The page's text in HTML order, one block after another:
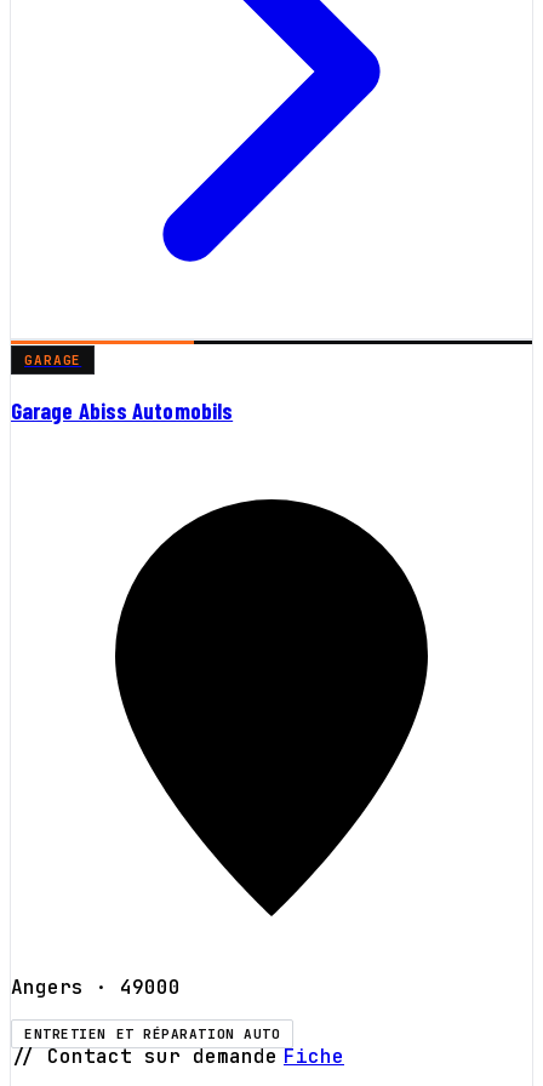
GARAGE
Garage Abiss Automobils
Angers · 49000
ENTRETIEN ET RÉPARATION AUTO
// Contact sur demande Fiche